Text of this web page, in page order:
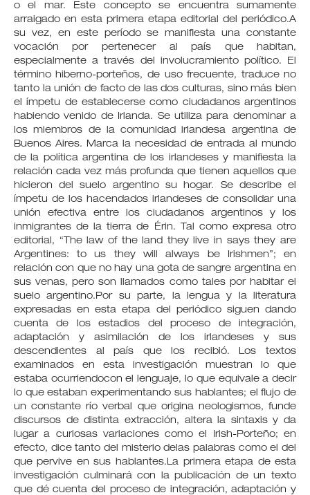
o el mar. Este concepto se encuentra sumamente
arraigado en esta primera etapa editorial del periódico.A
su vez, en este período se manifiesta una constante
vocación por pertenecer al país que habitan,
especialmente a través del involucramiento político. El
término hiberno-porteños, de uso frecuente, traduce no
tanto la unión de facto de las dos culturas, sino más bien
el ímpetu de establecerse como ciudadanos argentinos
habiendo venido de Irlanda. Se utiliza para denominar a
los miembros de la comunidad irlandesa argentina de
Buenos Aires. Marca la necesidad de entrada al mundo
de la política argentina de los irlandeses y manifiesta la
relación cada vez más profunda que tienen aquellos que
hicieron del suelo argentino su hogar. Se describe el
ímpetu de los hacendados irlandeses de consolidar una
unión efectiva entre los ciudadanos argentinos y los
inmigrantes de la tierra de Érin. Tal como expresa otro
editorial, “The law of the land they live in says they are
Argentines: to us they will always be Irishmen”; en
relación con que no hay una gota de sangre argentina en
sus venas, pero son llamados como tales por habitar el
suelo argentino.Por su parte, la lengua y la literatura
expresadas en esta etapa del periódico siguen dando
cuenta de los estadios del proceso de integración,
adaptación y asimilación de los irlandeses y sus
descendientes al país que los recibió. Los textos
examinados en esta investigación muestran lo que
estaba ocurriendocon el lenguaje, lo que equivale a decir
lo que estaban experimentando sus hablantes; el flujo de
un constante río verbal que origina neologismos, funde
discursos de distinta extracción, altera la sintaxis y da
lugar a curiosas variaciones como el Irish-Porteño; en
efecto, dice tanto del misterio delas palabras como el del
que pervive en sus hablantes.La primera etapa de esta
investigación culminará con la publicación de un texto
que dé cuenta del proceso de integración, adaptación y